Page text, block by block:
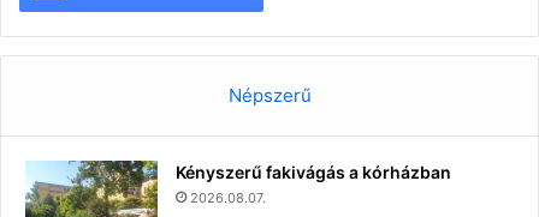
Népszerű
Kényszerű fakivágás a kórházban
2026.08.07.